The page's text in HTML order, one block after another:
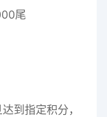
尾
到指定积分，